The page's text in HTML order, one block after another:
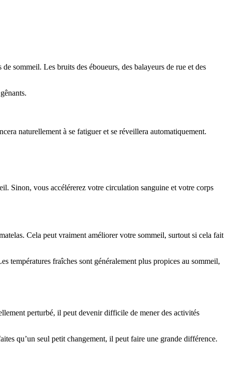
sommeil. Les bruits des éboueurs, des balayeurs de rue et des
naturellement à se fatiguer et se réveillera automatiquement.
Sinon, vous accélérerez votre circulation sanguine et votre corps
Cela peut vraiment améliorer votre sommeil, surtout si cela fait
températures fraîches sont généralement plus propices au sommeil,
perturbé, il peut devenir difficile de mener des activités
qu’un seul petit changement, il peut faire une grande différence.